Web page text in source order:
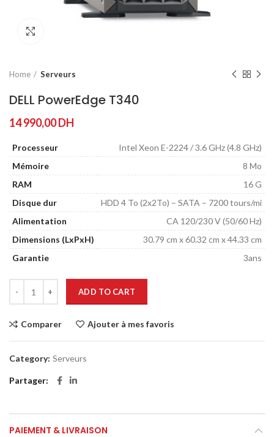
Home Serveurs
DELL PowerEdge T340
14 990,00DH
Processeur
Intel Xeon E-2224 / 3.6 GHz (4.8 GHz)
Mémoire
8 Mo
RAM
16 G
Disque dur
HDD 4 To (2x2To) – SATA – 7200 tours/mi
Alimentation
CA 120/230 V (50/60 Hz)
Dimensions (LxPxH)
30.79 cm x 60.32 cm x 44.33 cm
Garantie
3ans
ADD TO CART
Comparer Ajouter à mes favoris
Category: Serveurs
Partager
PAIEMENT & LIVRAISON